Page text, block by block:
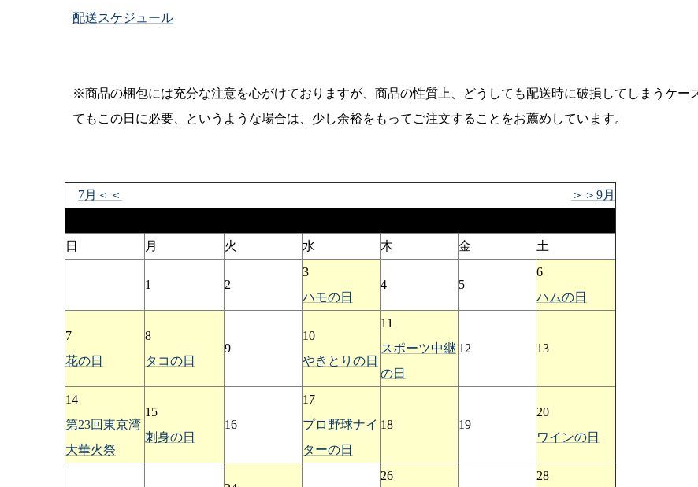
配送スケジュール
※商品の梱包には充分な注意を心がけておりますが、商品の性質上、どうしても配送時に破損してしまうケー
てもこの日に必要、というような場合は、少し余裕をもってご注文することをお薦めしています。
7月＜＜
＞＞9月
日
月 火 水 木 金 土
1 2
3
ハモの日
4 5
6
ハムの日
7
花の日
8
タコの日
9
10
やきとりの日
11
スポーツ中継
の日
12 13
14
第23回東京湾
大華火祭
15
刺身の日
16
17
プロ野球ナイ
ターの日
18 19
20
ワインの日
26
28